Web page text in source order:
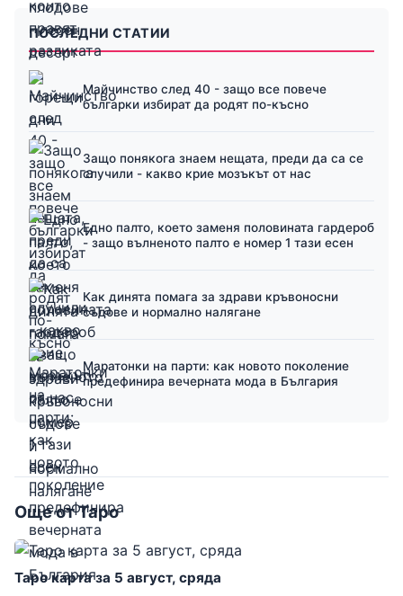
ПОСЛЕДНИ СТАТИИ
Майчинство след 40 - защо все повече
българки избират да родят по-късно
Защо понякога знаем нещата, преди да са се
случили - какво крие мозъкът от нас
Едно палто, което заменя половината гардероб
- защо вълненото палто е номер 1 тази есен
Как динята помага за здрави кръвоносни
съдове и нормално налягане
Маратонки на парти: как новото поколение
предефинира вечерната мода в България
Още от Таро
Таро карта за 5 август, сряда